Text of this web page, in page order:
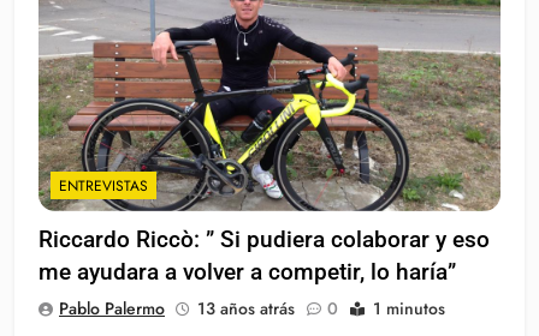
ENTREVISTAS
Riccardo Riccò: ” Si pudiera colaborar y eso
me ayudara a volver a competir, lo haría”
Pablo Palermo 13 años atrás 0 1 minutos